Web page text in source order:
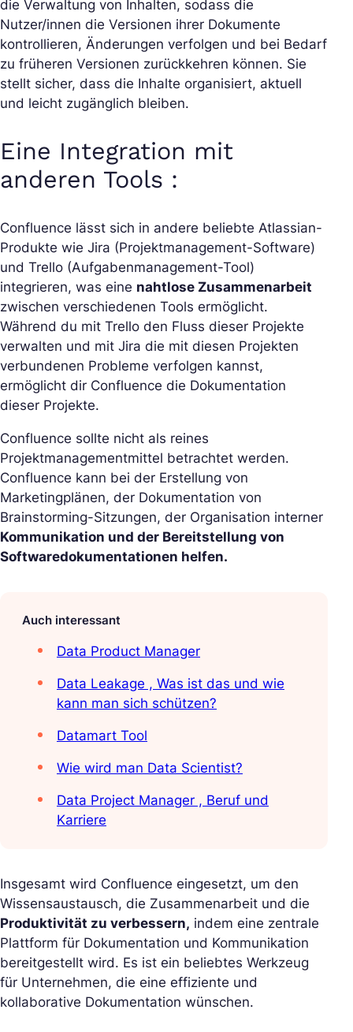
die Verwaltung von Inhalten, sodass die
Nutzer/innen die Versionen ihrer Dokumente
kontrollieren, Änderungen verfolgen und bei Bedarf
zu früheren Versionen zurückkehren können. Sie
stellt sicher, dass die Inhalte organisiert, aktuell
und leicht zugänglich bleiben.
Eine Integration mit
anderen Tools :
Confluence lässt sich in andere beliebte Atlassian-
Produkte wie Jira (Projektmanagement-Software)
und Trello (Aufgabenmanagement-Tool)
integrieren, was eine nahtlose Zusammenarbeit
zwischen verschiedenen Tools ermöglicht.
Während du mit Trello den Fluss dieser Projekte
verwalten und mit Jira die mit diesen Projekten
verbundenen Probleme verfolgen kannst,
ermöglicht dir Confluence die Dokumentation
dieser Projekte.
Confluence sollte nicht als reines
Projektmanagementmittel betrachtet werden.
Confluence kann bei der Erstellung von
Marketingplänen, der Dokumentation von
Brainstorming-Sitzungen, der Organisation interner
Kommunikation und der Bereitstellung von
Softwaredokumentationen helfen.
Auch interessant
Data Product Manager
Data Leakage , Was ist das und wie
kann man sich schützen?
Datamart Tool
Wie wird man Data Scientist?
Data Project Manager , Beruf und
Karriere
Insgesamt wird Confluence eingesetzt, um den
Wissensaustausch, die Zusammenarbeit und die
Produktivität zu verbessern, indem eine zentrale
Plattform für Dokumentation und Kommunikation
bereitgestellt wird. Es ist ein beliebtes Werkzeug
für Unternehmen, die eine effiziente und
kollaborative Dokumentation wünschen.